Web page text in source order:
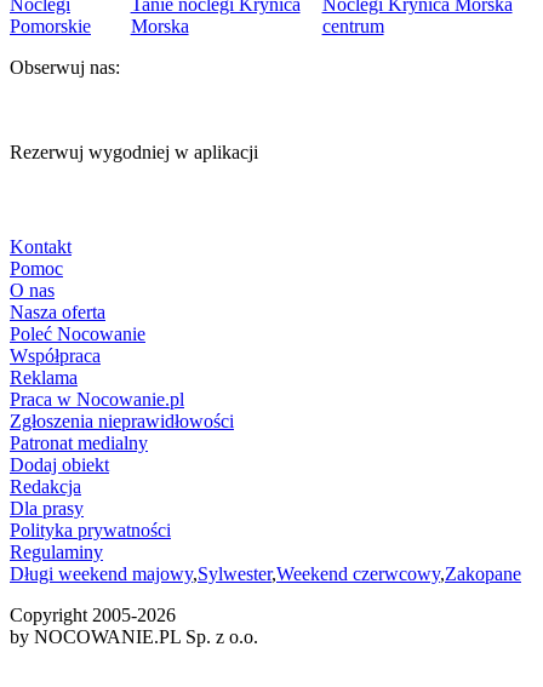
Pomorskie
Morska
centrum
Obserwuj nas:
Rezerwuj wygodniej w aplikacji
Kontakt
Pomoc
O nas
Nasza oferta
Poleć Nocowanie
Współpraca
Reklama
Praca w Nocowanie.pl
Zgłoszenia nieprawidłowości
Patronat medialny
Dodaj obiekt
Redakcja
Dla prasy
Polityka prywatności
Regulaminy
Długi weekend majowy,Sylwester,Weekend czerwcowy,Zakopane
Copyright 2005-2026
by NOCOWANIE.PL Sp. z o.o.